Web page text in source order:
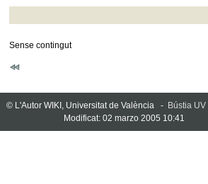
Sense contingut
© L'Autor WIKI, Universitat de València - Bústia UV
Modificat: 02 marzo 2005 10:41